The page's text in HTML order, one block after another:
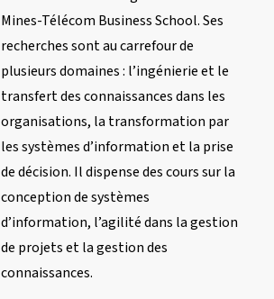
Mines-Télécom Business School. Ses
recherches sont au carrefour de
plusieurs domaines : l’ingénierie et le
transfert des connaissances dans les
organisations, la transformation par
les systèmes d’information et la prise
de décision. Il dispense des cours sur la
conception de systèmes
d’information, l’agilité dans la gestion
de projets et la gestion des
connaissances.